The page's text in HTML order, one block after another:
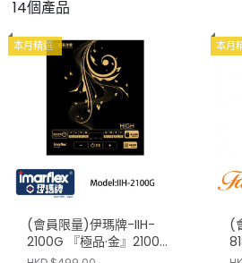
14個產品
本月精選
(會員限量)伊瑪牌-IIH-
2100G 『極品·金』2100W
輕觸式電磁爐
本月
(